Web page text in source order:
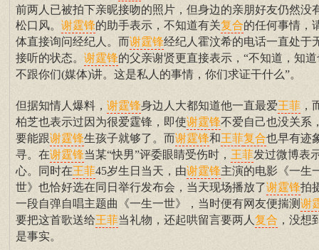
前两人已被拍下亲昵接吻的照片，但身边的亲朋好友仍然没
松口风。 谢霆锋的助手表示，不知道有关复合的任何事情，
体直接询问经纪人。而谢霆锋经纪人霍汶希的电话一直处于
接听的状态。 谢霆锋的父亲谢贤更直接表示，“不知道，知道
不跟你们(媒体)讲。这是私人的事情，你们求证干什么”。
但据知情人爆料， 谢霆锋身边人大都知道他一直最爱王菲 ，
柏芝也表示过因为很爱霆锋，即使谢霆锋不爱自己也没关系
要能跟谢霆锋生孩子就够了。而谢霆锋和王菲复合也早有迹
寻。在谢霆锋当某“快男”评委眼睛受伤时， 王菲发过微博表
心。同时在王菲45岁生日当天，由谢霆锋主演的电影《一生
世》也恰好选在同日举行发布会，当天现场播放了谢霆锋拍
一段自弹自唱主题曲《一生一世》，当时便有网友便揣测谢
要把这首歌送给王菲当礼物，还起哄留言要两人 复合 ，没想
是事实。